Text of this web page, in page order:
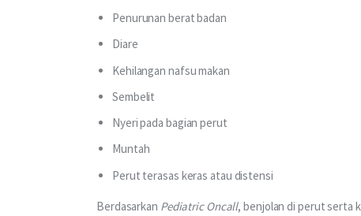
Penurunan berat badan
Diare
Kehilangan nafsu makan
Sembelit
Nyeri pada bagian perut
Muntah
Perut terasas keras atau distensi
Berdasarkan Pediatric Oncall, benjolan di perut serta